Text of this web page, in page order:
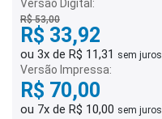
Versão Digital:
R$ 53,00
R$ 33,92
ou 3x de R$ 11,31 sem juros
Versão Impressa:
R$ 70,00
ou 7x de R$ 10,00 sem juros